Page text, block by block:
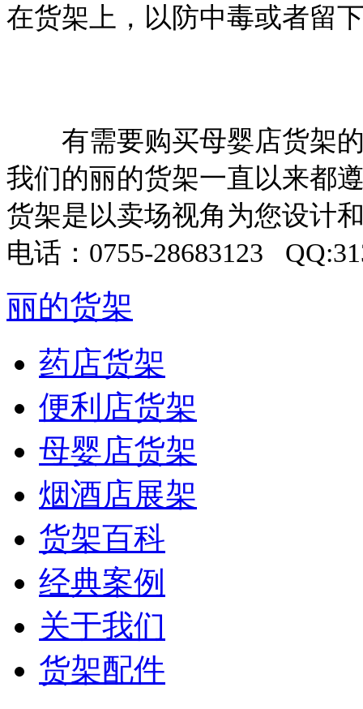
在货架上，以防中毒或者留
有需要购买母婴店货架的
我们的丽的货架一直以来都
货架是以卖场视角为您设计
电话：0755-28683123
丽的货架
药店货架
便利店货架
母婴店货架
烟酒店展架
货架百科
经典案例
关于我们
货架配件